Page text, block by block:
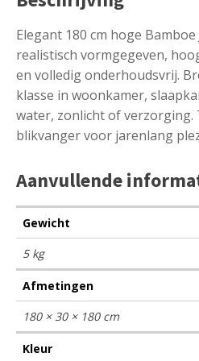
Elegant 180 cm hoge
realistisch vormgegeven,
en volledig onderhoudsvrij.
klasse in woonkamer,
water, zonlicht of verzorging.
blikvanger voor jarenlang
Aanvullende
Gewicht
5 kg
Afmetingen
180 × 30 × 180 cm
Kleur